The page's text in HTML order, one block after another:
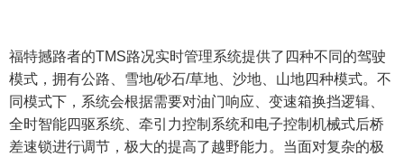
福特撼路者的TMS路况实时管理系统提供了四种不同的驾驶
模式，拥有公路、雪地/砂石/草地、沙地、山地四种模式。不
同模式下，系统会根据需要对油门响应、变速箱换挡逻辑、
全时智能四驱系统、牵引力控制系统和电子控制机械式后桥
差速锁进行调节，极大的提高了越野能力。当面对复杂的极